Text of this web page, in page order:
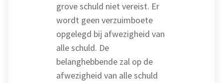
grove schuld niet vereist. Er
wordt geen verzuimboete
opgelegd bij afwezigheid van
alle schuld. De
belanghebbende zal op de
afwezigheid van alle schuld